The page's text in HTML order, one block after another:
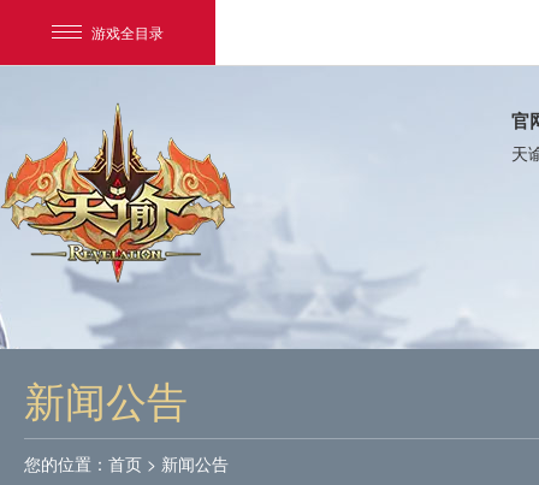
游戏全目录
网易游戏
我的足迹：
官
天
新闻公告
您的位置： 首页 > 新闻公告